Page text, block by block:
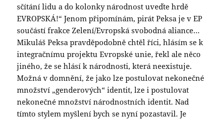
sčítání lidu a do kolonky národnost uveďte hrdě
EVROPSKÁ!“ Jenom připomínám, pirát Peksa je v EP
součástí frakce Zelení/Evropská svobodná aliance…
Mikuláš Peksa pravděpodobně chtěl říci, hlásím se k
integračnímu projektu Evropské unie, řekl ale něco
jiného, že se hlásí k národnosti, která neexistuje.
Možná v domnění, že jako lze postulovat nekonečné
množství „genderových“ identit, lze i postulovat
nekonečné množství národnostních identit. Nad
tímto stylem myšlení bych se nyní pozastavil. Je